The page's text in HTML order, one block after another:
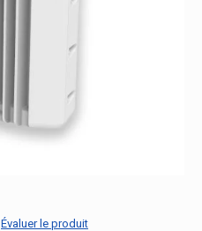
Évaluer le produit